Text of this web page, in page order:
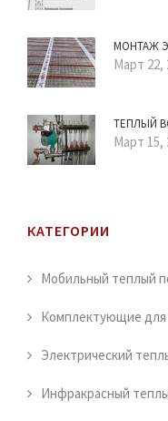
МОНТАЖ
Март 22,
ТЕПЛЫЙ
Март 15,
КАТЕГОРИИ
Мобильный теплый
Комплектующие для
Электрический
Инфракрасный